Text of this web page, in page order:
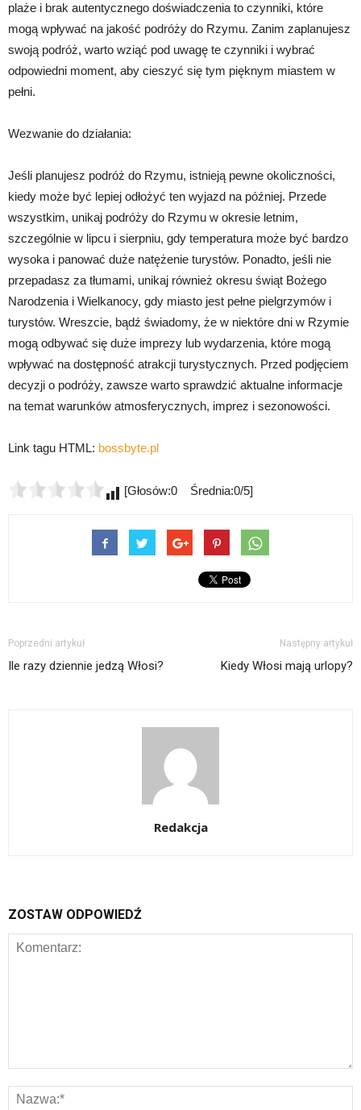
plaże i brak autentycznego doświadczenia to czynniki, które
mogą wpływać na jakość podróży do Rzymu. Zanim zaplanujesz
swoją podróż, warto wziąć pod uwagę te czynniki i wybrać
odpowiedni moment, aby cieszyć się tym pięknym miastem w
pełni.
Wezwanie do działania:
Jeśli planujesz podróż do Rzymu, istnieją pewne okoliczności,
kiedy może być lepiej odłożyć ten wyjazd na później. Przede
wszystkim, unikaj podróży do Rzymu w okresie letnim,
szczególnie w lipcu i sierpniu, gdy temperatura może być bardzo
wysoka i panować duże natężenie turystów. Ponadto, jeśli nie
przepadasz za tłumami, unikaj również okresu świąt Bożego
Narodzenia i Wielkanocy, gdy miasto jest pełne pielgrzymów i
turystów. Wreszcie, bądź świadomy, że w niektóre dni w Rzymie
mogą odbywać się duże imprezy lub wydarzenia, które mogą
wpływać na dostępność atrakcji turystycznych. Przed podjęciem
decyzji o podróży, zawsze warto sprawdzić aktualne informacje
na temat warunków atmosferycznych, imprez i sezonowości.
Link tagu HTML: bossbyte.pl
[Głosów:0 Średnia:0/5]
Poprzedni artykuł
Ile razy dziennie jedzą Włosi?
Następny artykuł
Kiedy Włosi mają urlopy?
Redakcja
ZOSTAW ODPOWIEDŹ